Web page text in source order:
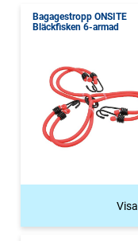
Bagagestropp ONSITE
Bläckfisken 6-armad
Visa